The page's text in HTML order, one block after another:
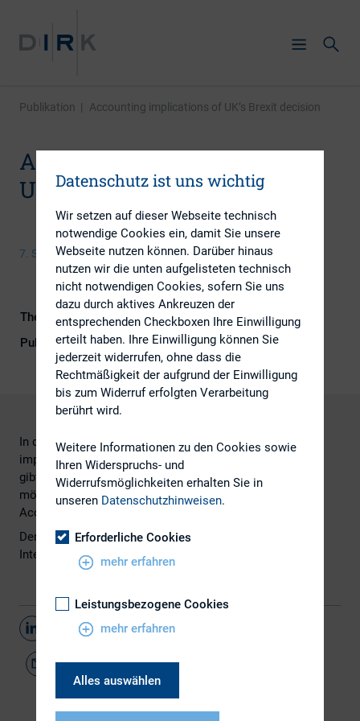
Publikation | Accounting implications of UK’s Brexit decision
Accounting implications of
UK’s Brexit decision
7. September 2016
Themengebiete
Berichterstattung, IR-Kompetenz
Publikationsform
Externe Publikationen
In der Juli-Ausgabe des Newsletter "In depth: Accounting
implications of UK’s Brexit decision"
gibt PricewaterhouseCoopers einen Überblick über
mögliche Auswirkungen der Brexit-Entscheidung auf das
Accounting.
Den Newsletter finden Siehierauf der
Internetseite von
PricewaterhouseCoopers
Teilen
Datenschutz ist uns wichtig
Wir setzen auf dieser Webseite technisch
notwendige Cookies ein, damit Sie unsere
Webseite nutzen können. Darüber hinaus
nutzen wir die unten aufgelisteten technisch
nicht notwendigen Cookies, sofern Sie uns
dazu durch aktives Ankreuzen der
entsprechenden Checkboxen Ihre Einwilligung
erteilt haben. Ihre Einwilligung können Sie
jederzeit widerrufen, ohne dass die
Rechtmäßigkeit der aufgrund der Einwilligung
bis zum Widerruf erfolgten Verarbeitung
berührt wird.
Weitere Informationen zu den Cookies sowie
Ihren Widerspruchs- und
Widerrufsmöglichkeiten erhalten Sie in
unseren Datenschutzhinweisen.
Erforderliche Cookies
mehr erfahren
Leistungsbezogene Cookies
mehr erfahren
Alles auswählen